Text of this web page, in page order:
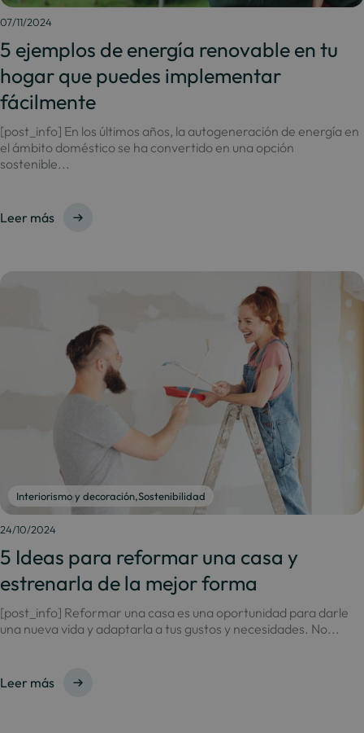
07/11/2024
5 ejemplos de energía renovable en tu
hogar que puedes implementar
fácilmente
[post_info] En los últimos años, la autogeneración de energía en
el ámbito doméstico se ha convertido en una opción
sostenible...
Leer más
Interiorismo y decoración,Sostenibilidad
24/10/2024
5 Ideas para reformar una casa y
estrenarla de la mejor forma
[post_info] Reformar una casa es una oportunidad para darle
una nueva vida y adaptarla a tus gustos y necesidades. No...
Leer más